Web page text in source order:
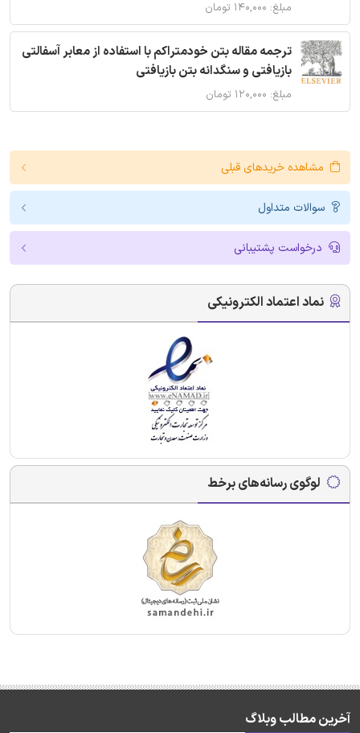
مبلغ: ۱۴۰,۰۰۰ تومان
ترجمه مقاله بتن خودمتراکم با استفاده از معابر آسفالتی
بازیافتی و سنگدانه بتن بازیافتی
مبلغ: ۱۲۰,۰۰۰ تومان
مشاهده خریدهای قبلی
سوالات متداول
درخواست پشتیبانی
نماد اعتماد الکترونیکی
لوگوی رسانه‌های برخط
آخرین مطالب وبلاگ